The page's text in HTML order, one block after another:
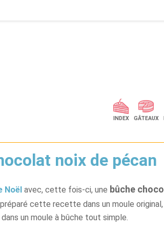
INDEX GÂTEAUX
noix de pécan
Noël avec, cette fois-ci, une bûche
cette recette dans un moule original,
un moule à bûche tout simple.